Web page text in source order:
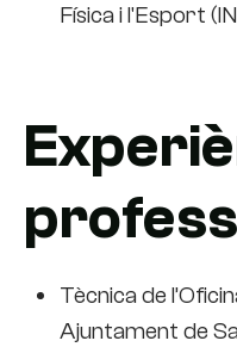
Física i l'Esport
Tècnica de
Ajuntament de